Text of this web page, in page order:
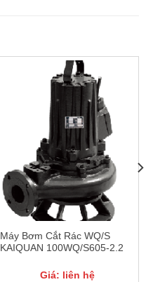
Máy Bơm Cắt Rác WQ/S
KAIQUAN 100WQ/S605-2.2
Giá: liên hệ